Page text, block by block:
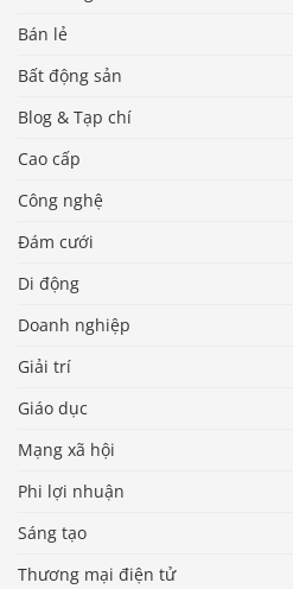
Bán lẻ
Bất động sản
Blog & Tạp chí
Cao cấp
Công nghệ
Đám cưới
Di động
Doanh nghiệp
Giải trí
Giáo dục
Mạng xã hội
Phi lợi nhuận
Sáng tạo
Thương mại điện tử